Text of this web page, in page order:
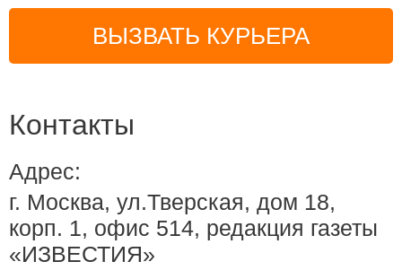
ВЫЗВАТЬ КУРЬЕРА
Контакты
Адрес:
г. Москва, ул.Тверская, дом 18,
корп. 1, офис 514, редакция газеты
«ИЗВЕСТИЯ»